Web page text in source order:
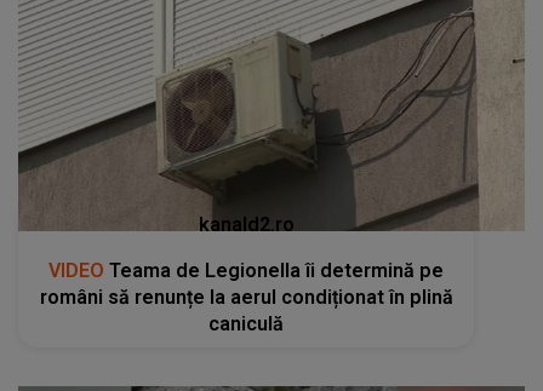
kanald2.ro
VIDEO Teama de Legionella îi determină pe
români să renunțe la aerul condiționat în plină
caniculă